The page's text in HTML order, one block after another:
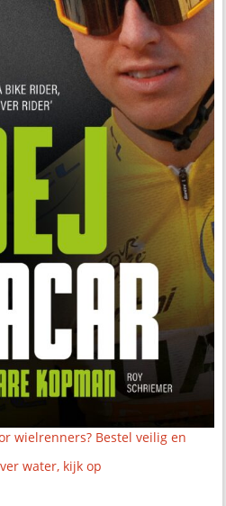
wielrenners? Bestel veilig en
water, kijk op